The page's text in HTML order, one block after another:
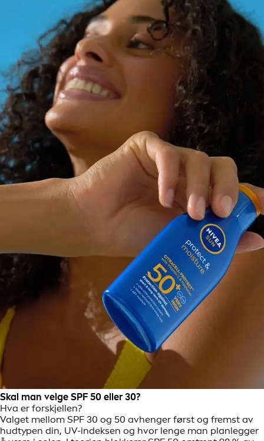
Skal man velge SPF 50 eller 30?
Hva er forskjellen?
Valget mellom SPF 30 og 50 avhenger først og fremst av
hudtypen din, UV-indeksen og hvor lenge man planlegger